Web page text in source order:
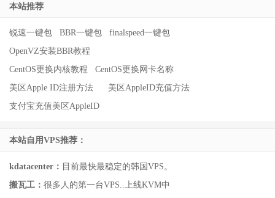
本站推荐
锐速一键包 BBR一键包
finalspeed一键包
OpenVZ安装BBR教程
CentOS更换内核教程
CentOS更换网卡名称
美区Apple ID注册方法
美区AppleID充值方法
支付宝充值美区AppleID
本站自用VPS推荐：
kdatacenter： 目前最快最稳定的韩国VPS。
搬瓦工： 很多人的第一台VPS..上线KVM中